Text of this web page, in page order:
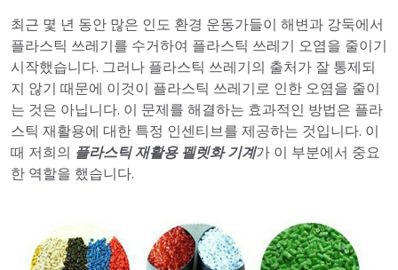
최근 몇 년 동안 많은 인도 환경 운동가들이 해변과 강둑에서
플라스틱 쓰레기를 수거하여 플라스틱 쓰레기 오염을 줄이기
시작했습니다. 그러나 플라스틱 쓰레기의 출처가 잘 통제되
지 않기 때문에 이것이 플라스틱 쓰레기로 인한 오염을 줄이
는 것은 아닙니다. 이 문제를 해결하는 효과적인 방법은 플라
스틱 재활용에 대한 특정 인센티브를 제공하는 것입니다. 이
때 저희의 플라스틱 재활용 펠렛화 기계가 이 부분에서 중요
한 역할을 했습니다.